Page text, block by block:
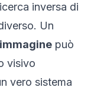
inversa di
Un
può
visivo
vero sistema